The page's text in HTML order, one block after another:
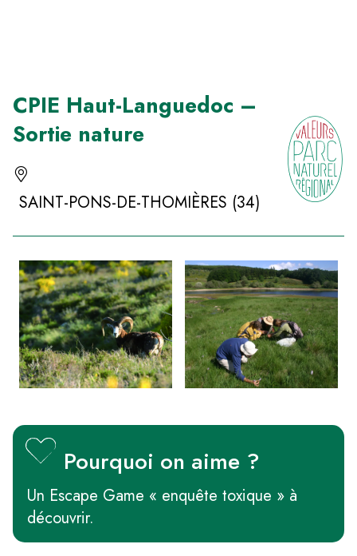
CPIE Haut-Languedoc –
Sortie nature
SAINT-PONS-DE-THOMIÈRES (34)
Pourquoi on aime ?
Un Escape Game « enquête toxique » à
découvrir.